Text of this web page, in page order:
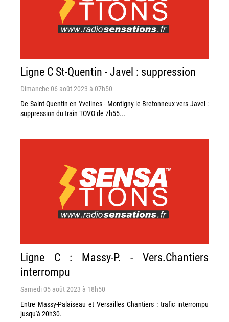
Ligne C St-Quentin - Javel : suppression
Dimanche 06 août 2023 à 07h50
De Saint-Quentin en Yvelines - Montigny-le-Bretonneux vers Javel :
suppression du train TOVO de 7h55...
Ligne C : Massy-P. - Vers.Chantiers
interrompu
Samedi 05 août 2023 à 18h50
Entre Massy-Palaiseau et Versailles Chantiers : trafic interrompu
jusqu'à 20h30.